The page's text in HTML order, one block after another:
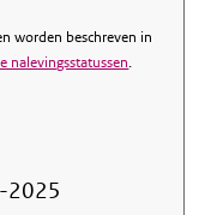
worden beschreven in
nalevingsstatussen.
2025